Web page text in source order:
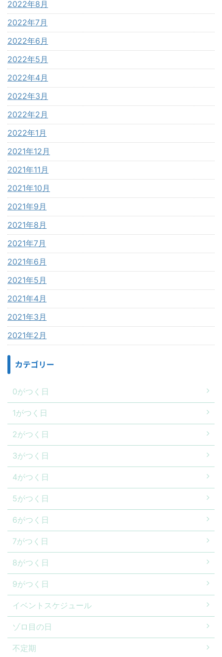
2022年8月
2022年7月
2022年6月
2022年5月
2022年4月
2022年3月
2022年2月
2022年1月
2021年12月
2021年11月
2021年10月
2021年9月
2021年8月
2021年7月
2021年6月
2021年5月
2021年4月
2021年3月
2021年2月
カテゴリー
0がつく日
1がつく日
2がつく日
3がつく日
4がつく日
5がつく日
6がつく日
7がつく日
8がつく日
9がつく日
イベントスケジュール
ゾロ目の日
不定期